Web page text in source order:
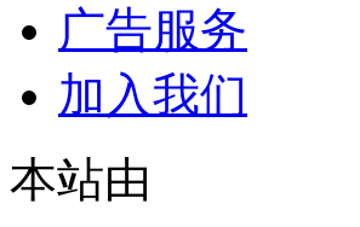
广告服务
加入我们
本站由